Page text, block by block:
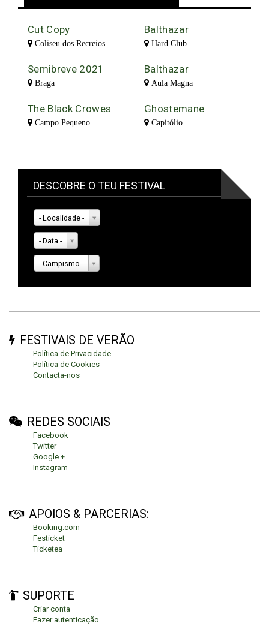
Cut Copy
Coliseu dos Recreios
Balthazar
Hard Club
Semibreve 2021
Braga
Balthazar
Aula Magna
The Black Crowes
Campo Pequeno
Ghostemane
Capitólio
DESCOBRE O TEU FESTIVAL
- Localidade -
- Data -
- Campismo -
FESTIVAIS DE VERÃO
Política de Privacidade
Política de Cookies
Contacta-nos
REDES SOCIAIS
Facebook
Twitter
Google +
Instagram
APOIOS & PARCERIAS:
Booking.com
Festicket
Ticketea
SUPORTE
Criar conta
Fazer autenticação